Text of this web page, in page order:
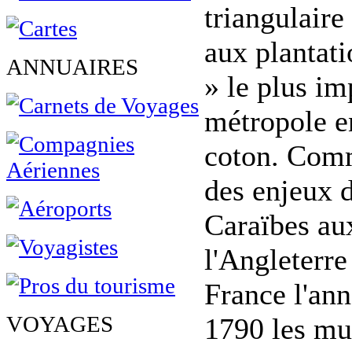
ANNUAIRES
VOYAGES
triangulaire
aux
» le plus
métropole
coton.
des enjeux
Caraïbes
l'Angleterre
France
1790 les